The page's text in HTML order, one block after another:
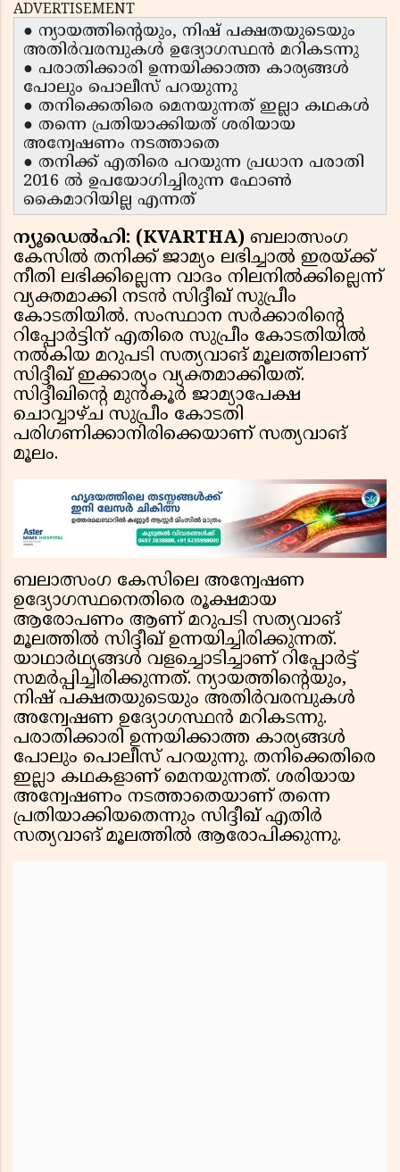
ADVERTISEMENT
● ന്യായത്തിന്റെയും, നിഷ് പക്ഷതയുടെയും
അതിര്‍വരമ്പുകള്‍ ഉദ്യോഗസ്ഥന്‍ മറികടന്നു
● പരാതിക്കാരി ഉന്നയിക്കാത്ത കാര്യങ്ങള്‍
പോലും പൊലീസ് പറയുന്നു
● തനിക്കെതിരെ മെനയുന്നത് ഇല്ലാ കഥകള്‍
● തന്നെ പ്രതിയാക്കിയത് ശരിയായ
അന്വേഷണം നടത്താതെ
● തനിക്ക് എതിരെ പറയുന്ന പ്രധാന പരാതി
2016 ല്‍ ഉപയോഗിച്ചിരുന്ന ഫോണ്‍
കൈമാറിയില്ല എന്നത്
ന്യൂഡെല്‍ഹി: (KVARTHA) ബലാത്സംഗ
കേസില്‍ തനിക്ക് ജാമ്യം ലഭിച്ചാല്‍ ഇരയ്ക്ക്
നീതി ലഭിക്കില്ലെന്ന വാദം നിലനില്‍ക്കില്ലെന്ന്
വ്യക്തമാക്കി നടന്‍ സിദ്ദീഖ് സുപ്രീം
കോടതിയില്‍. സംസ്ഥാന സര്‍ക്കാരിന്റെ
റിപ്പോര്‍ട്ടിന് എതിരെ സുപ്രീം കോടതിയില്‍
നല്‍കിയ മറുപടി സത്യവാങ് മൂലത്തിലാണ്
സിദ്ദീഖ് ഇക്കാര്യം വ്യക്തമാക്കിയത്.
സിദ്ദീഖിന്റെ മുന്‍കൂര്‍ ജാമ്യാപേക്ഷ
ചൊവ്വാഴ്ച സുപ്രീം കോടതി
പരിഗണിക്കാനിരിക്കെയാണ് സത്യവാങ്
മൂലം.
ബലാത്സംഗ കേസിലെ അന്വേഷണ
ഉദ്യോഗസ്ഥനെതിരെ രൂക്ഷമായ
ആരോപണം ആണ് മറുപടി സത്യവാങ്
മൂലത്തില്‍ സിദ്ദീഖ് ഉന്നയിച്ചിരിക്കുന്നത്.
യാഥാര്‍ഥ്യങ്ങള്‍ വളച്ചൊടിച്ചാണ് റിപ്പോര്‍ട്ട്
സമര്‍പ്പിച്ചിരിക്കുന്നത്. ന്യായത്തിന്റെയും,
നിഷ് പക്ഷതയുടെയും അതിര്‍വരമ്പുകള്‍
അന്വേഷണ ഉദ്യോഗസ്ഥന്‍ മറികടന്നു.
പരാതിക്കാരി ഉന്നയിക്കാത്ത കാര്യങ്ങള്‍
പോലും പൊലീസ് പറയുന്നു. തനിക്കെതിരെ
ഇല്ലാ കഥകളാണ് മെനയുന്നത്. ശരിയായ
അന്വേഷണം നടത്താതെയാണ് തന്നെ
പ്രതിയാക്കിയതെന്നും സിദ്ദീഖ് എതിര്‍
സത്യവാങ് മൂലത്തില്‍ ആരോപിക്കുന്നു.